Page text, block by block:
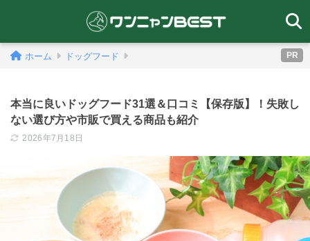
PR
ホーム ドッグフード
本当に良いドッグフード31選＆口コミ【保存版】！失敗し
ない選び方や市販で買える商品も紹介
2026年7月18日